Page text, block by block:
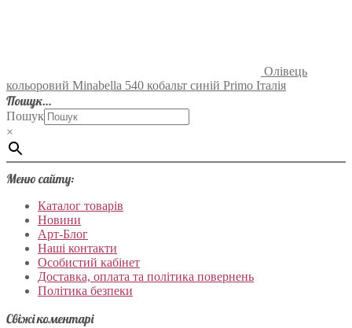
Олівець
кольоровий Minabella 540 кобальт синій Primo Італія
Пошук…
Пошук
×
Меню сайту:
Каталог товарів
Новини
Арт-Блог
Наші контакти
Особистий кабінет
Доставка, оплата та політика повернень
Політика безпеки
Свіжі коментарі